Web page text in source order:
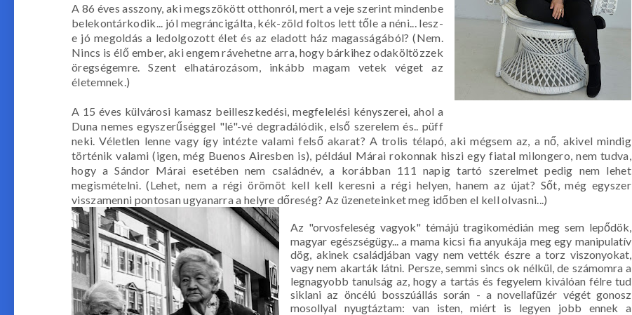
A 86 éves asszony, aki megszökött otthonról, mert a veje szerint mindenbe
belekontárkodik... jól megráncigálta, kék-zöld foltos lett tőle a néni... lesz-
e jó megoldás a ledolgozott élet és az eladott ház magasságából? (Nem.
Nincs is élő ember, aki engem rávehetne arra, hogy bárkihez odaköltözzek
öregségemre. Szent elhatározásom, inkább magam vetek véget az
életemnek.)
A 15 éves külvárosi kamasz beilleszkedési, megfelelési kényszerei, ahol a
Duna nemes egyszerűséggel "lé"-vé degradálódik, első szerelem és.. püff
neki. Véletlen lenne vagy így intézte valami felső akarat? A trolis télapó, aki mégsem az, a nő, akivel mindig
történik valami (igen, még Buenos Airesben is), például Márai rokonnak hiszi egy fiatal milongero, nem tudva,
hogy a Sándor Márai esetében nem családnév, a korábban 111 napig tartó szerelmet pedig nem lehet
megismételni. (Lehet, nem a régi örömöt kell kell keresni a régi helyen, hanem az újat? Sőt, még egyszer
visszamenni pontosan ugyanarra a helyre dőreség? Az üzeneteinket meg időben el kell olvasni...)
Az "orvosfeleség vagyok" témájú tragikomédián meg sem lepődök,
magyar egészségügy... a mama kicsi fia anyukája meg egy manipulatív
dög, akinek családjában vagy nem vették észre a torz viszonyokat,
vagy nem akarták látni. Persze, semmi sincs ok nélkül, de számomra a
legnagyobb tanulság az, hogy a tartás és fegyelem kiválóan félre tud
siklani az öncélú bosszúállás során - a novellafüzér végét gonosz
mosollyal nyugtáztam: van isten, miért is legyen jobb ennek a